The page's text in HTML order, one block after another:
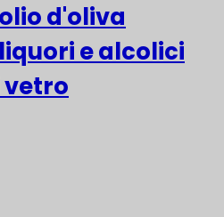
d'oliva
e alcolici